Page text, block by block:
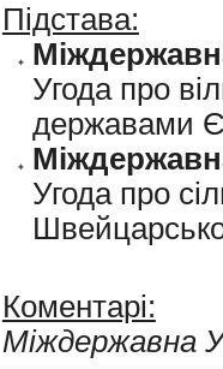
Підстава:
Угода про
державами
Угода про
Коментарі:
Мiждержавна